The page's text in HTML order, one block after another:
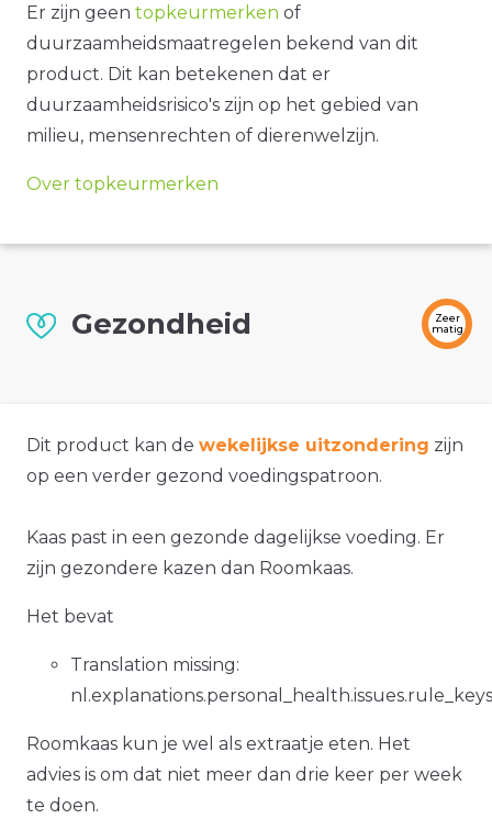
Er zijn geen topkeurmerken of
duurzaamheidsmaatregelen bekend van dit
product. Dit kan betekenen dat er
duurzaamheidsrisico's zijn op het gebied van
milieu, mensenrechten of dierenwelzijn.
Over topkeurmerken
Gezondheid
Zeer
matig
Dit product kan de wekelijkse uitzondering zijn
op een verder gezond voedingspatroon.
Kaas past in een gezonde dagelijkse voeding. Er
zijn gezondere kazen dan Roomkaas.
Het bevat
Translation missing:
Roomkaas kun je wel als extraatje eten. Het
advies is om dat niet meer dan drie keer per week
te doen.